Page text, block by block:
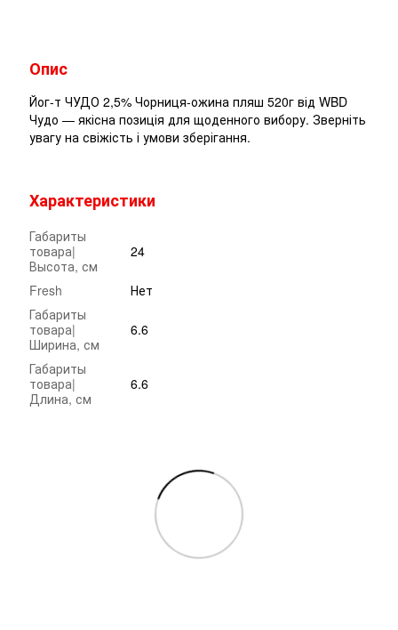
Опис
Йог-т ЧУДО 2,5% Чорниця-ожина пляш 520г від WBD
Чудо — якісна позиція для щоденного вибору. Зверніть
увагу на свіжість і умови зберігання.
Характеристики
Габариты
товара|
Высота, см
24
Fresh
Нет
Габариты
товара|
Ширина, см
6.6
Габариты
товара|
Длина, см
6.6